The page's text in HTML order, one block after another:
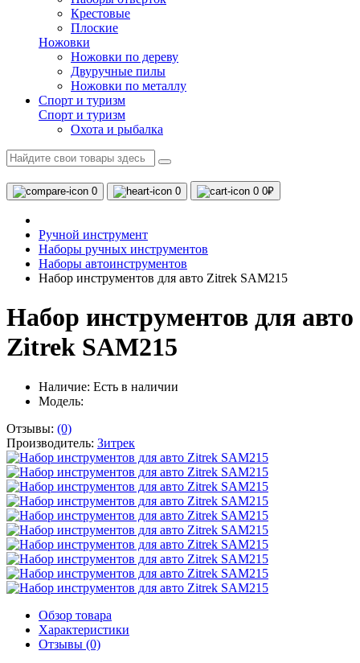
Крестовые
Плоские
Ножовки
Ножовки по дереву
Двуручные пилы
Ножовки по металлу
Спорт и туризм
Спорт и туризм
Охота и рыбалка
0 0 0 0₽
Ручной инструмент
Наборы ручных инструментов
Наборы автоинструментов
Набор инструментов для авто Zitrek SAM215
Набор инструментов для авто
Zitrek SAM215
Наличие: Есть в наличии
Модель:
Отзывы: (0)
Производитель: Зитрек
Обзор товара
Характеристики
Отзывы (0)